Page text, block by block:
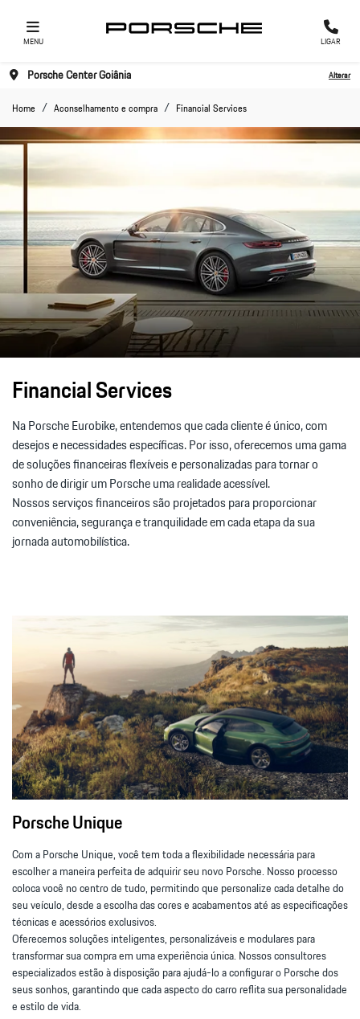
MENU LIGAR
Porsche Center Goiânia Alterar
Home Aconselhamento e compra Financial Services
Financial Services
Na Porsche Eurobike, entendemos que cada cliente é único, com
desejos e necessidades específicas. Por isso, oferecemos uma gama
de soluções financeiras flexíveis e personalizadas para tornar o
sonho de dirigir um Porsche uma realidade acessível.
Nossos serviços financeiros são projetados para proporcionar
conveniência, segurança e tranquilidade em cada etapa da sua
jornada automobilística.
Porsche Unique
Com a Porsche Unique, você tem toda a flexibilidade necessária para
escolher a maneira perfeita de adquirir seu novo Porsche. Nosso processo
coloca você no centro de tudo, permitindo que personalize cada detalhe do
seu veículo, desde a escolha das cores e acabamentos até as especificações
técnicas e acessórios exclusivos.
Oferecemos soluções inteligentes, personalizáveis e modulares para
transformar sua compra em uma experiência única. Nossos consultores
especializados estão à disposição para ajudá-lo a configurar o Porsche dos
seus sonhos, garantindo que cada aspecto do carro reflita sua personalidade
e estilo de vida.